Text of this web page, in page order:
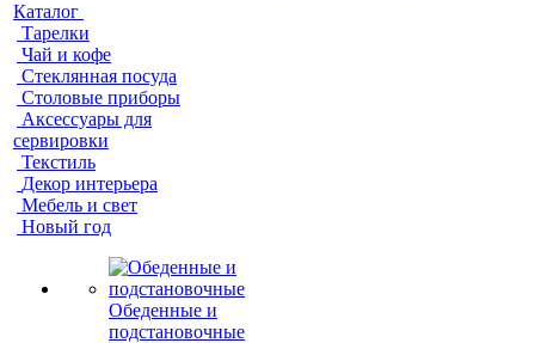
Каталог
Тарелки
Чай и кофе
Стеклянная посуда
Столовые приборы
Аксессуары для
сервировки
Текстиль
Декор интерьера
Мебель и свет
Новый год
Обеденные и
подстановочные